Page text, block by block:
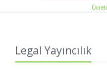
Legal Yayıncılık